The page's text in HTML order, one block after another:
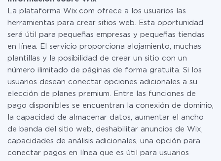
uno de pago, si es necesario. Más detalles sobre
tarifas.
La plataforma Wix.com ofrece a los usuarios las
herramientas para crear sitios web. Esta oportunidad
será útil para pequeñas empresas y pequeñas tiendas
en línea. El servicio proporciona alojamiento, muchas
plantillas y la posibilidad de crear un sitio con un
número ilimitado de páginas de forma gratuita. Si los
usuarios desean conectar opciones adicionales a su
elección de planes premium. Entre las funciones de
pago disponibles se encuentran la conexión de dominio,
la capacidad de almacenar datos, aumentar el ancho
de banda del sitio web, deshabilitar anuncios de Wix,
capacidades de análisis adicionales, una opción para
conectar pagos en línea que es útil para usuarios